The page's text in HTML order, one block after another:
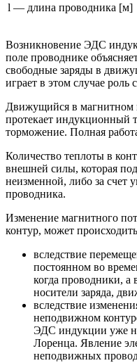
l — длина проводника [м]
Возникновение ЭДС
поле проводнике
свободные заряды в
играет в этом случае роль
Движущийся в магнитном
протекает индукционный
торможение. Полная
Количество теплоты в
внешней силы, которая
неизменной, либо за счет
проводника.
Изменение магнитного
контур, может
вследствие
постоянном во
когда проводники, а
носители заряда,
вследствие
неподвижном
ЭДС индукции уже
Лоренца. Явление
неподвижных